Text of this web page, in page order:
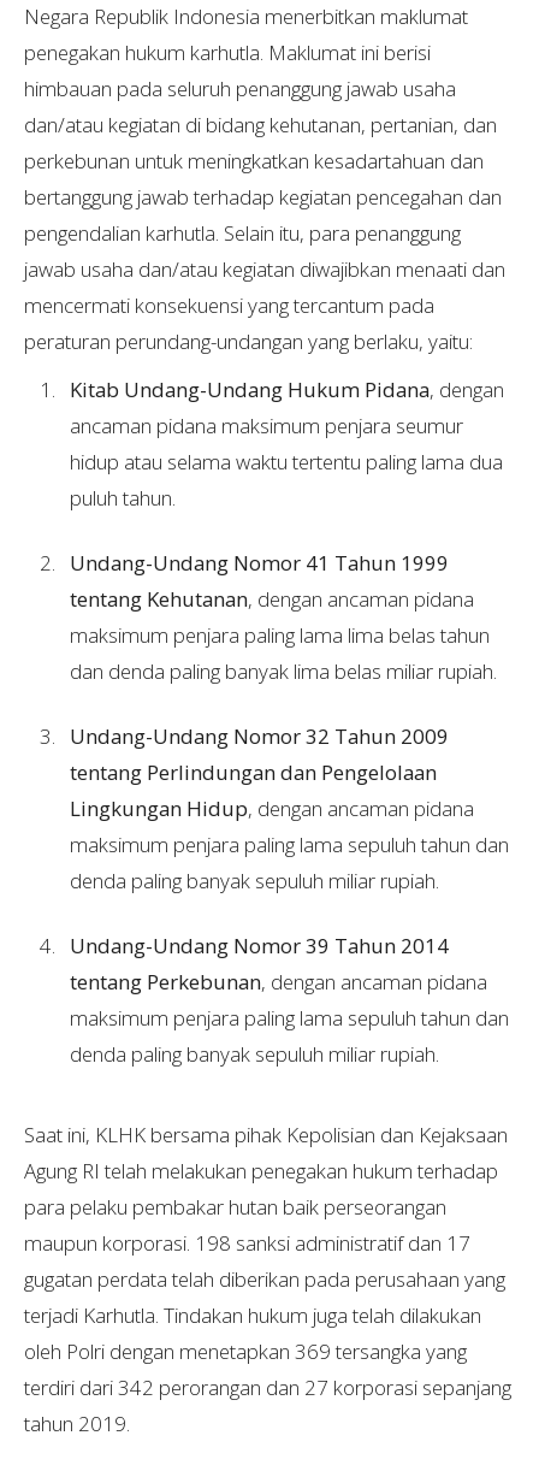
Negara Republik Indonesia menerbitkan maklumat
penegakan hukum karhutla. Maklumat ini berisi
himbauan pada seluruh penanggung jawab usaha
dan/atau kegiatan di bidang kehutanan, pertanian, dan
perkebunan untuk meningkatkan kesadartahuan dan
bertanggung jawab terhadap kegiatan pencegahan dan
pengendalian karhutla. Selain itu, para penanggung
jawab usaha dan/atau kegiatan diwajibkan menaati dan
mencermati konsekuensi yang tercantum pada
peraturan perundang-undangan yang berlaku, yaitu:
Kitab Undang-Undang Hukum Pidana, dengan
ancaman pidana maksimum penjara seumur
hidup atau selama waktu tertentu paling lama dua
puluh tahun.
Undang-Undang Nomor 41 Tahun 1999
tentang Kehutanan, dengan ancaman pidana
maksimum penjara paling lama lima belas tahun
dan denda paling banyak lima belas miliar rupiah.
Undang-Undang Nomor 32 Tahun 2009
tentang Perlindungan dan Pengelolaan
Lingkungan Hidup, dengan ancaman pidana
maksimum penjara paling lama sepuluh tahun dan
denda paling banyak sepuluh miliar rupiah.
Undang-Undang Nomor 39 Tahun 2014
tentang Perkebunan, dengan ancaman pidana
maksimum penjara paling lama sepuluh tahun dan
denda paling banyak sepuluh miliar rupiah.
Saat ini, KLHK bersama pihak Kepolisian dan Kejaksaan
Agung RI telah melakukan penegakan hukum terhadap
para pelaku pembakar hutan baik perseorangan
maupun korporasi. 198 sanksi administratif dan 17
gugatan perdata telah diberikan pada perusahaan yang
terjadi Karhutla. Tindakan hukum juga telah dilakukan
oleh Polri dengan menetapkan 369 tersangka yang
terdiri dari 342 perorangan dan 27 korporasi sepanjang
tahun 2019.